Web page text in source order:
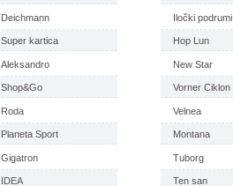
Deichmann
Super kartica
Aleksandro
Shop&Go
Roda
Planeta Sport
Gigatron
IDEA
Iločki podrumi
Hop Lun
New Star
Vorner Ciklon
Velnea
Montana
Tuborg
Ten san